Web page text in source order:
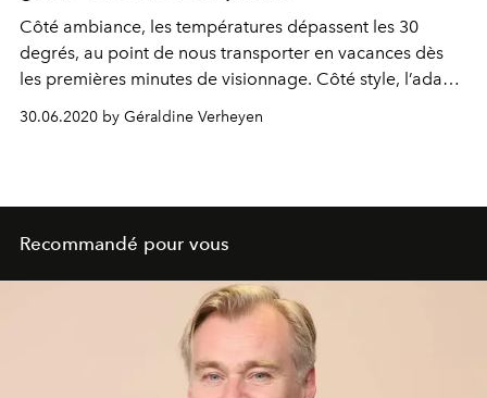
Côté ambiance, les températures dépassent les 30
degrés, au point de nous transporter en vacances dès
les premières minutes de visionnage. Côté style, l’adage
"la mode n’est qu’un éternel recommencement", prend
tout son sens. Zoom sur 6 films caniculaires qui invitent
30.06.2020 by Géraldine Verheyen
Recommandé pour vous